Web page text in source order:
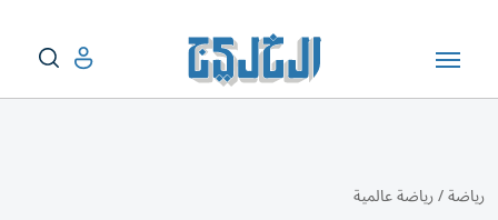
رياضة/رياضة عالمية